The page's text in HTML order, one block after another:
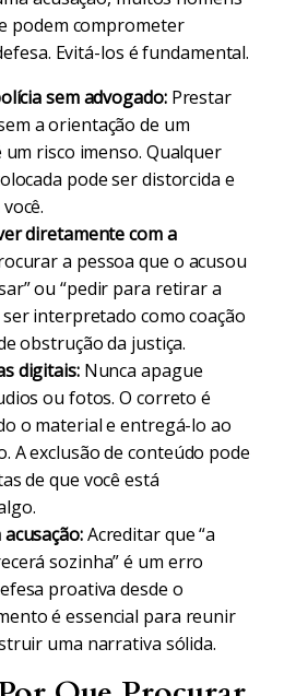
podem comprometer
Evitá-los é fundamental.
sem advogado:Prestar
a orientação de um
um risco imenso. Qualquer
pode ser distorcida e
diretamente com a
a pessoa que o acusou
ou “pedir para retirar a
ser interpretado como coação
obstrução da justiça.
digitais:Nunca apague
ou fotos. O correto é
o material e entregá-lo ao
A exclusão de conteúdo pode
de que você está
Acreditar que “a
sozinha” é um erro
proativa desde o
é essencial para reunir
uma narrativa sólida.